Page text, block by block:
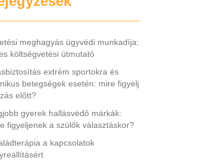
meghagyás ügyvédi munkadíja:
költségvetési útmutató
extrém sportokra és
betegségek esetén: mire figyelj
előtt?
gyerek hallásvédő márkák:
figyeljenek a szülők választáskor?
a kapcsolatok